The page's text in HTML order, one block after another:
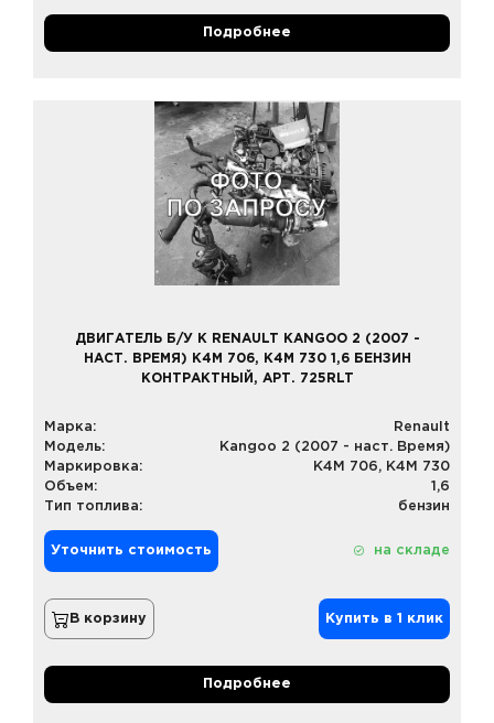
Подробнее
ДВИГАТЕЛЬ Б/У К RENAULT KANGOO 2 (2007 -
НАСТ. ВРЕМЯ) K4M 706, K4M 730 1,6 БЕНЗИН
КОНТРАКТНЫЙ, АРТ. 725RLT
Марка:
Renault
Модель:
Kangoo 2 (2007 - наст. Время)
Маркировка:
K4M 706, K4M 730
Объем:
1,6
Тип топлива:
бензин
Уточнить стоимость на складе
В корзину Купить в 1 клик
Подробнее